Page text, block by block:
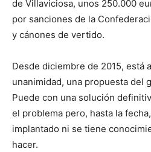
de Villaviciosa, unos 250.000
por sanciones de la
y cánones de vertido.
Desde diciembre de 2015, está
unanimidad, una propuesta del
Puede con una solución
el problema pero, hasta la
implantado ni se tiene
hacer.